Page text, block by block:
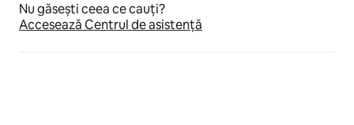
Nu găsești ceea ce cauți?
Accesează Centrul de asistență